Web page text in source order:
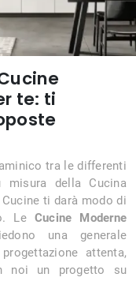
te: ti
tra le differenti
misura della Cucina
ti darà modo di
Le Cucine Moderne
una generale
attenta,
noi un progetto su